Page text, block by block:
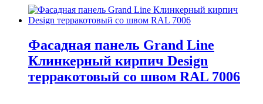
Фасадная панель Grand Line
Клинкерный кирпич Design
терракотовый со швом RAL 7006